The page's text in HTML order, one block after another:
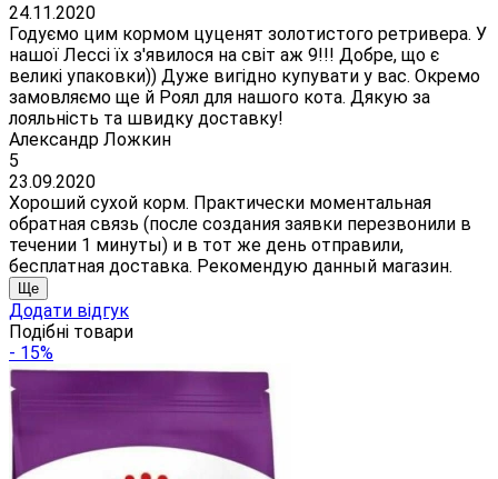
24.11.2020
Годуємо цим кормом цуценят золотистого ретривера. У
нашої Лессі їх з'явилося на світ аж 9!!! Добре, що є
великі упаковки)) Дуже вигідно купувати у вас. Окремо
замовляємо ще й Роял для нашого кота. Дякую за
лояльність та швидку доставку!
Александр Ложкин
5
23.09.2020
Хороший сухой корм. Практически моментальная
обратная связь (после создания заявки перезвонили в
течении 1 минуты) и в тот же день отправили,
бесплатная доставка. Рекомендую данный магазин.
Ще
Додати відгук
Подібні товари
- 15%